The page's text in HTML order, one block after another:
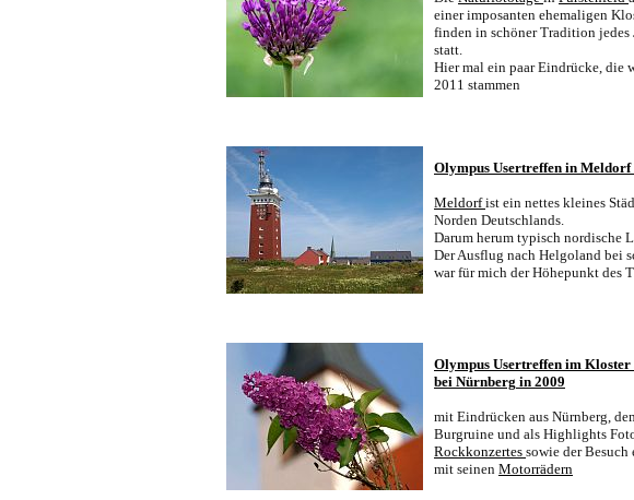
einer imposanten ehemaligen
finden in schöner Tradition jedes
statt.
Hier mal ein paar Eindrücke, die
2011 stammen
Olympus Usertreffen in Meldorf
Meldorfist ein nettes kleines
Norden Deutschlands.
Darum herum typisch nordische
Der Ausflug nach Helgoland bei
war für mich der Höhepunkt des
Olympus Usertreffen im Kloster
bei Nürnberg in 2009
mit Eindrücken aus Nürnberg,
Burgruine und als Highlights
Rockkonzertes sowie der Besuch
mit seinen Motorrädern